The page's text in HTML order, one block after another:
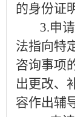
的身份证
3.申
法指向特
咨询事项
出更改、
容作出辅